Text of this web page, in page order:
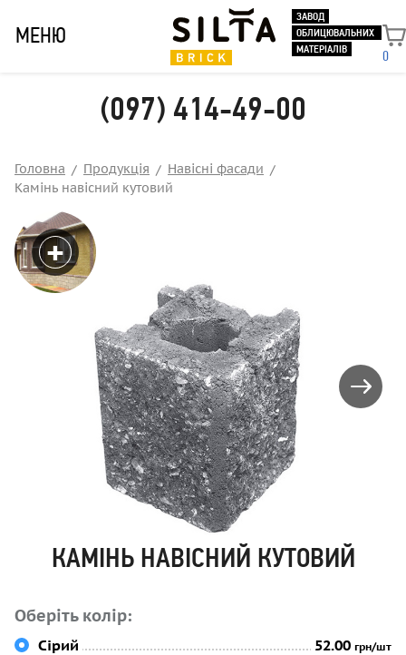
МЕНЮ
ЗАВОД
ОБЛИЦЮВАЛЬНИХ
МАТЕРІАЛІВ
0
(097) 414-49-00
Головна Продукція
Навісні фасади
Камінь навісний кутовий
КАМІНЬ НАВІСНИЙ КУТОВИЙ
Оберіть колір:
Сірий 52.00 грн/шт